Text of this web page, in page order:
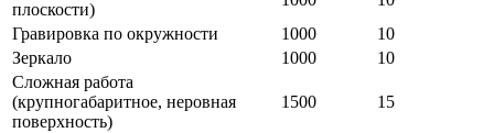
плоскости)
Гравировка по окружности
1000
10
Зеркало
1000
10
Сложная работа
(крупногабаритное, неровная
поверхность)
1500 15